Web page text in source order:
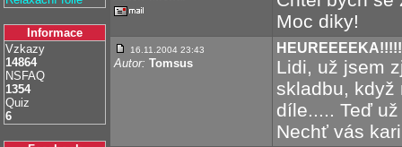
Informace
Vzkazy
14864
NSFAQ
1354
Quiz
6
Moc diky!
16.11.2004 23:43
Autor: Tomsus
HEUREEEEKA!!!!!
Lidi, už jsem
skladbu, když
díle..... Teď
Nechť vás